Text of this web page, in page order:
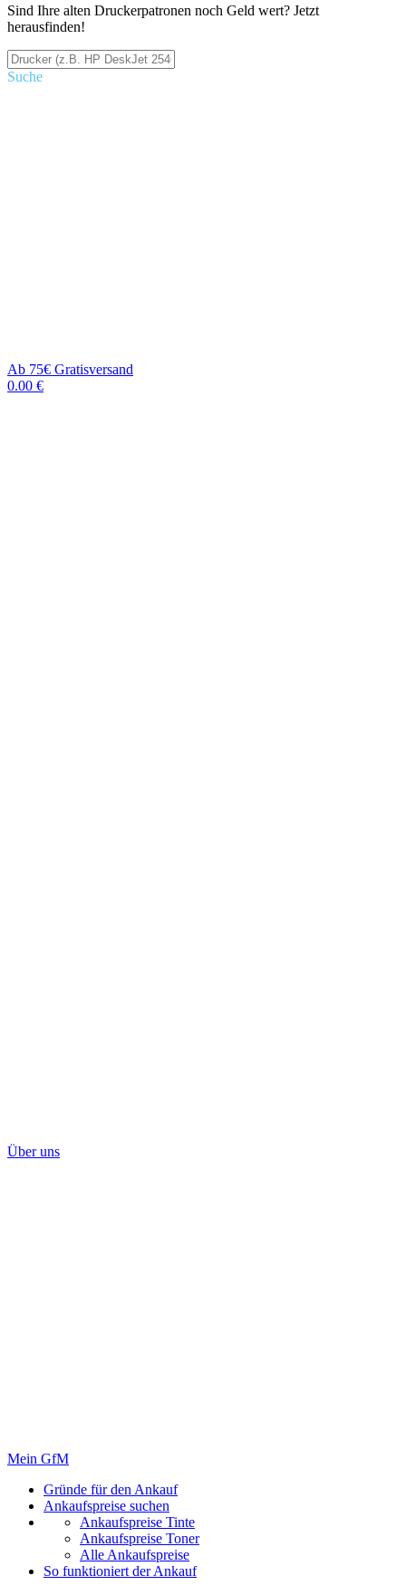
Sind Ihre alten Druckerpatronen noch Geld wert? Jetzt
herausfinden!
Suche
Ab 75€ Gratisversand
0.00 €
Über uns
Mein GfM
Gründe für den Ankauf
Ankaufspreise suchen
Ankaufspreise Tinte
Ankaufspreise Toner
Alle Ankaufspreise
So funktioniert der Ankauf